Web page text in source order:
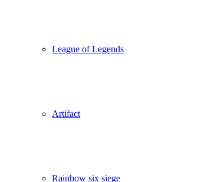
League of Legends
Artifact
Rainbow six siege